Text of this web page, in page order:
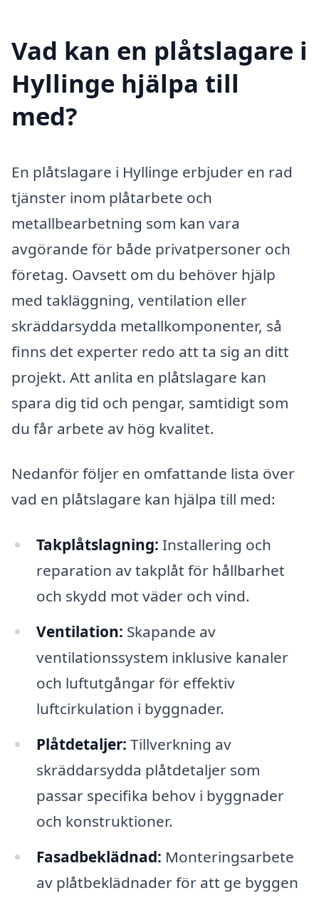
Vad kan en plåtslagare i
Hyllinge hjälpa till
med?
En plåtslagare i Hyllinge erbjuder en rad
tjänster inom plåtarbete och
metallbearbetning som kan vara
avgörande för både privatpersoner och
företag. Oavsett om du behöver hjälp
med takläggning, ventilation eller
skräddarsydda metallkomponenter, så
finns det experter redo att ta sig an ditt
projekt. Att anlita en plåtslagare kan
spara dig tid och pengar, samtidigt som
du får arbete av hög kvalitet.
Nedanför följer en omfattande lista över
vad en plåtslagare kan hjälpa till med:
Takplåtslagning: Installering och
reparation av takplåt för hållbarhet
och skydd mot väder och vind.
Ventilation: Skapande av
ventilationssystem inklusive kanaler
och luftutgångar för effektiv
luftcirkulation i byggnader.
Plåtdetaljer: Tillverkning av
skräddarsydda plåtdetaljer som
passar specifika behov i byggnader
och konstruktioner.
Fasadbeklädnad: Monteringsarbete
av plåtbeklädnader för att ge byggen